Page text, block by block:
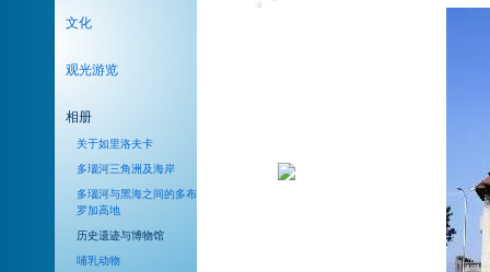
文化
观光游览
相册
关于如里洛夫卡
多瑙河三角洲及海岸
多瑙河与黑海之间的多布
罗加高地
历史遗迹与博物馆
哺乳动物